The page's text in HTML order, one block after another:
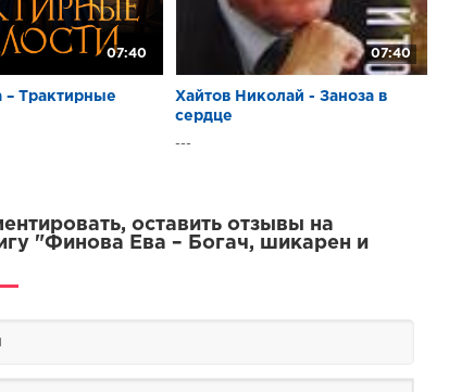
07:40
– Трактирные
07:40
Хайтов Николай - Заноза в
сердце
---
оставить отзывы на
"Финова Ева – Богач, шикарен и